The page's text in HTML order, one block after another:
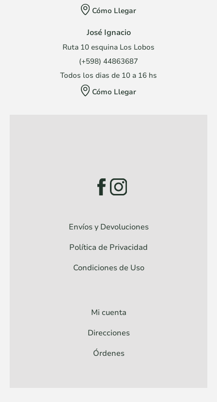
Cómo Llegar
José Ignacio
Ruta 10 esquina Los Lobos
(+598) 44863687
Todos los dias de 10 a 16 hs
Cómo Llegar
Envíos y Devoluciones
Política de Privacidad
Condiciones de Uso
Mi cuenta
Direcciones
Órdenes